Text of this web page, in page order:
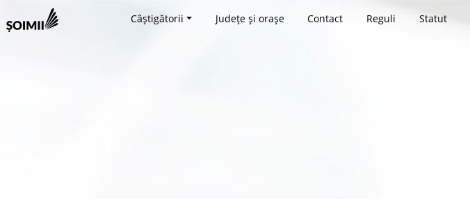
Câștigătorii Județe și orașe Contact Reguli Statut